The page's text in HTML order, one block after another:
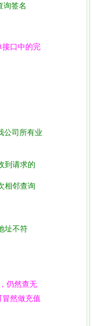
询签名
接口中的完
公司所有业
到请求的
相邻查询
址不符
仍然查无
然做充值